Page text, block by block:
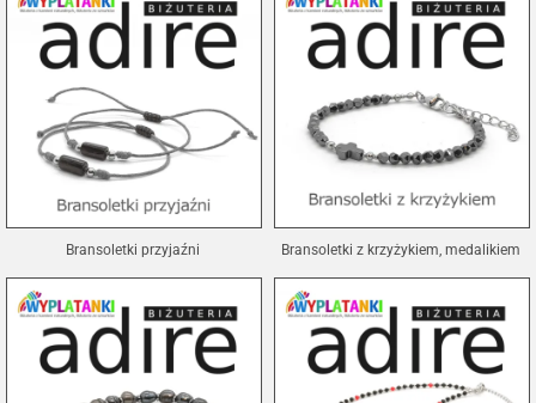
Bransoletki przyjaźni Bransoletki z krzyżykiem, medalikiem